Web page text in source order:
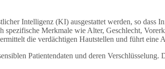
Intelligenz (KI) ausgestattet werden, so dass
Merkmale wie Alter, Geschlecht,
die verdächtigen Hautstellen und führt eine
Patientendaten und deren